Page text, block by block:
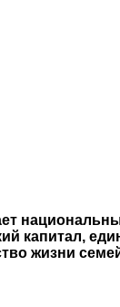
капитал,
жизни